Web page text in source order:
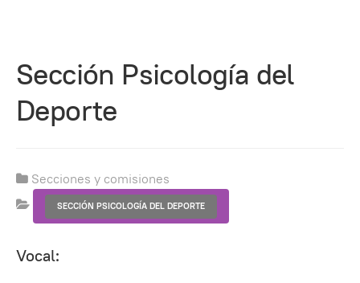
Sección Psicología del
Deporte
Secciones y comisiones
SECCIÓN PSICOLOGÍA DEL DEPORTE
Vocal: